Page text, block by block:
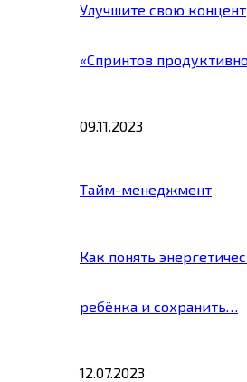
Улучшите свою
«Спринтов
09.11.2023
Тайм-менеджмент
Как понять
ребёнка и сохранить…
12.07.2023